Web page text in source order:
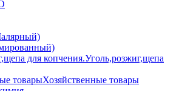
Уголь,розжиг,щепа
Хозяйственные товары